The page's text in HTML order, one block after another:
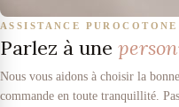
ASSISTANCE PUROCOTONE
Parlez à une
Nous vous aidons à choisir la
commande en toute tranquillité.